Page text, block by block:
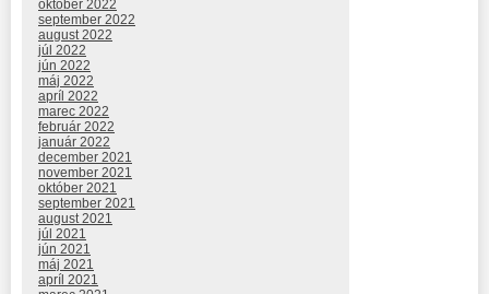
október 2022
september 2022
august 2022
júl 2022
jún 2022
máj 2022
apríl 2022
marec 2022
február 2022
január 2022
december 2021
november 2021
október 2021
september 2021
august 2021
júl 2021
jún 2021
máj 2021
apríl 2021